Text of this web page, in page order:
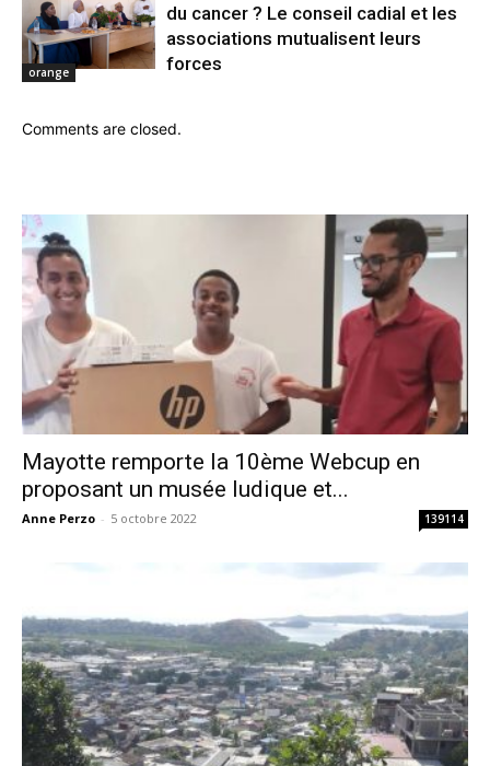
orange
du cancer ? Le conseil cadial et les
associations mutualisent leurs
forces
Comments are closed.
Mayotte remporte la 10ème Webcup en
proposant un musée ludique et...
Anne Perzo - 5 octobre 2022 139114